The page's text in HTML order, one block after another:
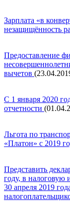
Зарплата «в
незащищённость
Предоставление
вычетов
С 1 января 2020
отчетности
Льгота по
«Платон» с 2019
Представить
году, в налоговую
30 апреля 2019